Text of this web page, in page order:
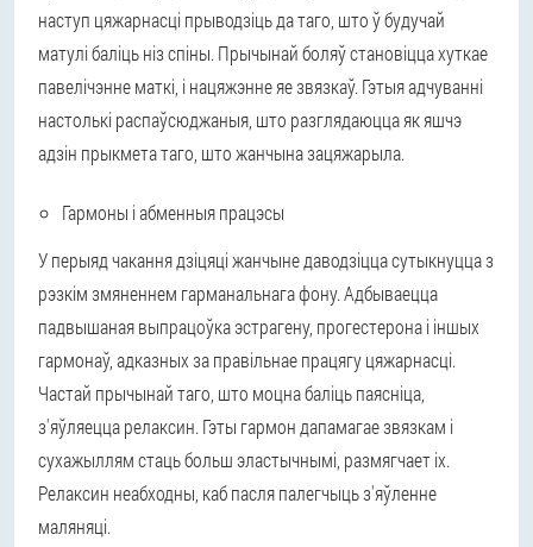
наступ цяжарнасці прыводзіць да таго, што ў будучай
матулі баліць ніз спіны. Прычынай боляў становіцца хуткае
павелічэнне маткі, і нацяжэнне яе звязкаў. Гэтыя адчуванні
настолькі распаўсюджаныя, што разглядаюцца як яшчэ
адзін прыкмета таго, што жанчына зацяжарыла.
Гармоны і абменныя працэсы
У перыяд чакання дзіцяці жанчыне даводзіцца сутыкнуцца з
рэзкім змяненнем гарманальнага фону. Адбываецца
падвышаная выпрацоўка эстрагену, прогестерона і іншых
гармонаў, адказных за правільнае працягу цяжарнасці.
Частай прычынай таго, што моцна баліць паясніца,
з'яўляецца релаксин. Гэты гармон дапамагае звязкам і
сухажыллям стаць больш эластычнымі, размягчает іх.
Релаксин неабходны, каб пасля палегчыць з'яўленне
маляняці.